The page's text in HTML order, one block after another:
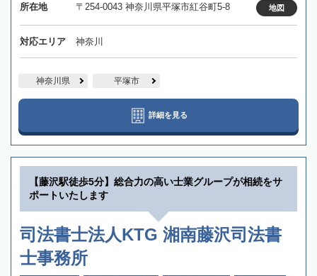
所在地 〒254-0043 神奈川県平塚市紅谷町5-8 地図
対応エリア 神奈川
神奈川県 平塚市
詳細を見る
【藤沢駅徒歩5分】総合力の高い士業グループが相続をサ
ポートいたします
司法書士法人KTG 湘南藤沢司法書
士事務所